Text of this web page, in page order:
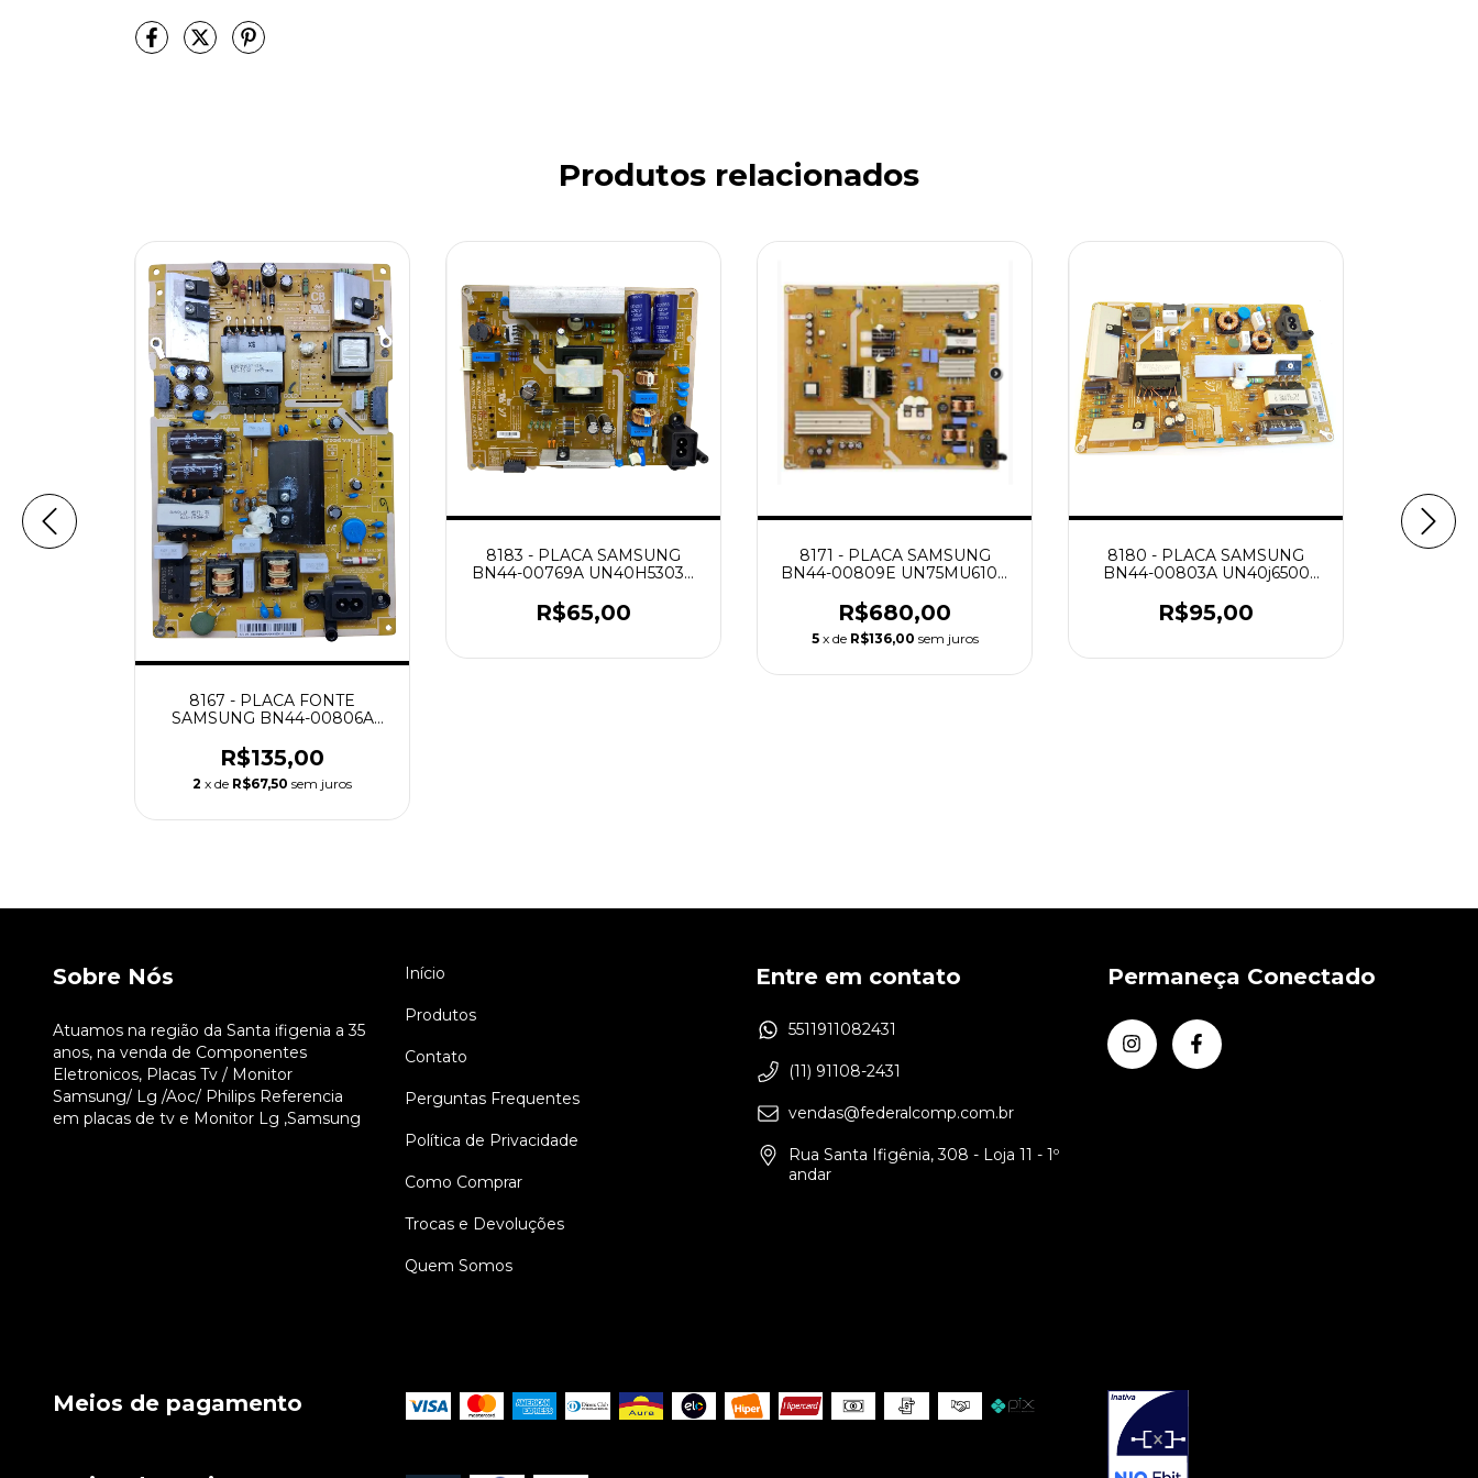
Produtos relacionados
8167 - PLACA FONTE
SAMSUNG BN44-00806A
R$135,00
2 x de R$67,50 sem juros
8183 - PLACA SAMSUNG
BN44-00769A UN40H5303G
R$65,00
8171 - PLACA SAMSUNG
BN44-00809E UN75MU6100
R$680,00
5 x de R$136,00 sem juros
8180 - PLACA SAMSUNG
BN44-00803A UN40j6500
R$95,00
8181 -
Sobre Nós
Atuamos na região da Santa ifigenia a 35
anos, na venda de Componentes
Eletronicos, Placas Tv / Monitor
Samsung/ Lg /Aoc/ Philips Referencia
em placas de tv e Monitor Lg ,Samsung
Início
Produtos
Contato
Perguntas Frequentes
Política de Privacidade
Como Comprar
Trocas e Devoluções
Quem Somos
Entre em contato
5511911082431
(11) 91108-2431
vendas@federalcomp.com.br
Rua Santa Ifigênia, 308 - Loja 11 - 1º
andar
Permaneça Conectado
Meios de pagamento